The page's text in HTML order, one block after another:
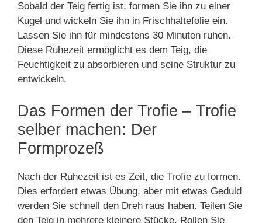
Sobald der Teig fertig ist, formen Sie ihn zu einer
Kugel und wickeln Sie ihn in Frischhaltefolie ein.
Lassen Sie ihn für mindestens 30 Minuten ruhen.
Diese Ruhezeit ermöglicht es dem Teig, die
Feuchtigkeit zu absorbieren und seine Struktur zu
entwickeln.
Das Formen der Trofie – Trofie
selber machen: Der
Formprozeß
Nach der Ruhezeit ist es Zeit, die Trofie zu formen.
Dies erfordert etwas Übung, aber mit etwas Geduld
werden Sie schnell den Dreh raus haben. Teilen Sie
den Teig in mehrere kleinere Stücke. Rollen Sie